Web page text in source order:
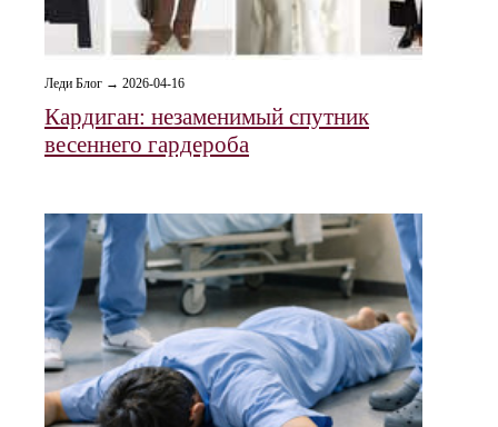
Леди Блог → 2026-04-16
Кардиган: незаменимый спутник
весеннего гардероба